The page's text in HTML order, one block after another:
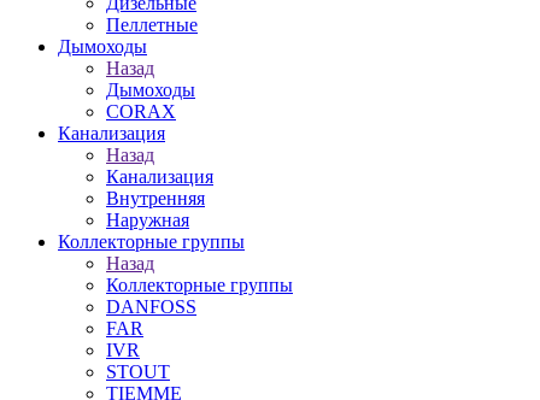
Пеллетные
Дымоходы
Назад
Дымоходы
CORAX
Канализация
Назад
Канализация
Внутренняя
Наружная
Коллекторные группы
Назад
Коллекторные группы
DANFOSS
FAR
IVR
STOUT
TIEMME